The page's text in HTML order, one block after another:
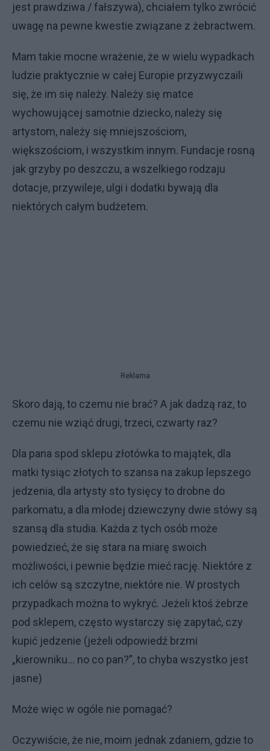
jest prawdziwa / fałszywa), chciałem tylko zwrócić
uwagę na pewne kwestie związane z żebractwem.
Mam takie mocne wrażenie, że w wielu wypadkach
ludzie praktycznie w całej Europie przyzwyczaili
się, że im się należy. Należy się matce
wychowującej samotnie dziecko, należy się
artystom, należy się mniejszościom,
większościom, i wszystkim innym. Fundacje rosną
jak grzyby po deszczu, a wszelkiego rodzaju
dotacje, przywileje, ulgi i dodatki bywają dla
niektórych całym budżetem.
Reklama
Skoro dają, to czemu nie brać? A jak dadzą raz, to
czemu nie wziąć drugi, trzeci, czwarty raz?
Dla pana spod sklepu złotówka to majątek, dla
matki tysiąc złotych to szansa na zakup lepszego
jedzenia, dla artysty sto tysięcy to drobne do
parkomatu, a dla młodej dziewczyny dwie stówy są
szansą dla studia. Każda z tych osób może
powiedzieć, że się stara na miarę swoich
możliwości, i pewnie będzie mieć rację. Niektóre z
ich celów są szczytne, niektóre nie. W prostych
przypadkach można to wykryć. Jeżeli ktoś żebrze
pod sklepem, często wystarczy się zapytać, czy
kupić jedzenie (jeżeli odpowiedź brzmi
„kierowniku… no co pan?”, to chyba wszystko jest
jasne)
Może więc w ogóle nie pomagać?
Oczywiście, że nie, moim jednak zdaniem, gdzie to